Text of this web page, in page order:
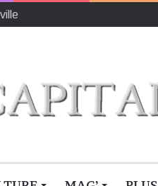
quel nom porterez vous ?